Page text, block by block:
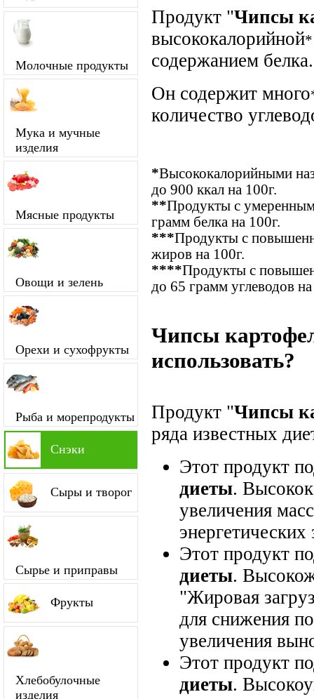
Молочные продукты
Мука и мучные
изделия
Мясные продукты
Овощи и зелень
Орехи и сухофрукты
Рыба и морепродукты
Снэки
Сыры и творог
Сырье и приправы
Фрукты
Хлебобулочные
изделия
Продукт "Чипсы
высококалорийной*
содержанием белка.
Он содержит много
количество
*Высококалорийными
до 900 ккал на 100г.
**Продукты с
грамм белка на 100г.
***Продукты с
жиров на 100г.
****Продукты с
до 65 грамм углеводов
Чипсы
использовать?
Продукт "Чипсы
ряда известных
Этот продукт
диеты.
увеличения
энергетических
Этот продукт
диеты.
"Жировая
для снижения
увеличения
Этот продукт
диеты.